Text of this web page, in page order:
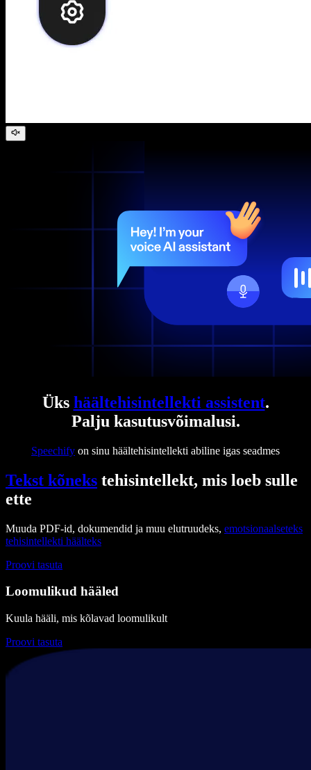
Üks häältehisintellekti assistent.
Palju kasutusvõimalusi.
Speechify on sinu häältehisintellekti abiline igas seadmes
Tekst kõneks tehisintellekt, mis loeb sulle
ette
Muuda PDF-id, dokumendid ja muu elutruudeks, emotsionaalseteks
tehisintellekti häälteks
Proovi tasuta
Loomulikud hääled
Kuula hääli, mis kõlavad loomulikult
Proovi tasuta